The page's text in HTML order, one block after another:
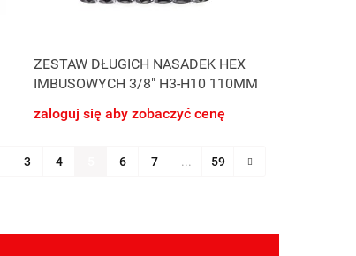
ZESTAW DŁUGICH NASADEK HEX
IMBUSOWYCH 3/8" H3-H10 110MM
zaloguj się aby zobaczyć cenę
3 4 6 7 ... 59